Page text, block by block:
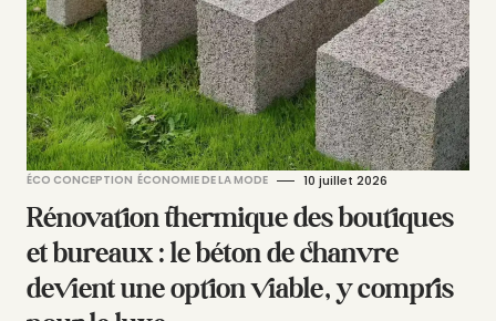
ÉCO CONCEPTION ÉCONOMIE DE LA MODE 10 juillet 2026
Rénovation thermique des boutiques
et bureaux : le béton de chanvre
devient une option viable, y compris